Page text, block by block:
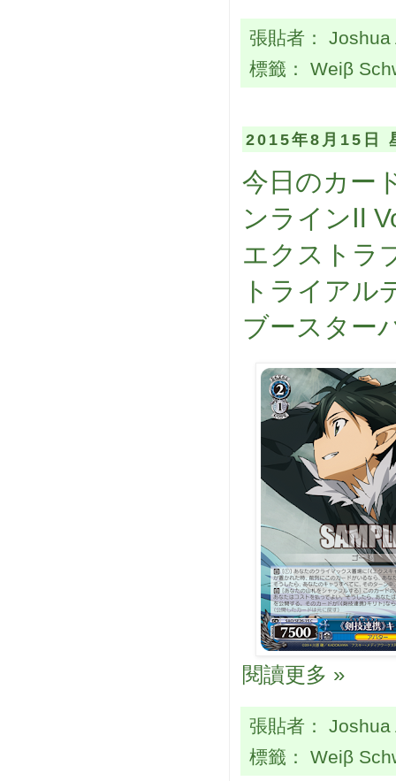
張貼者：
標籤： Weiβ
2015年8月15日
今日のカー
ンラインⅡ
エクストラ
トライアル
ブースター
閱讀更多 »
張貼者：
標籤： Weiβ